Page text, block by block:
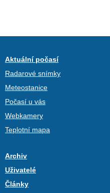
Aktuální počasí
Radarové snímky
Meteostanice
Počasí u vás
Webkamery
Teplotní mapa
Archiv
Uživatelé
Články